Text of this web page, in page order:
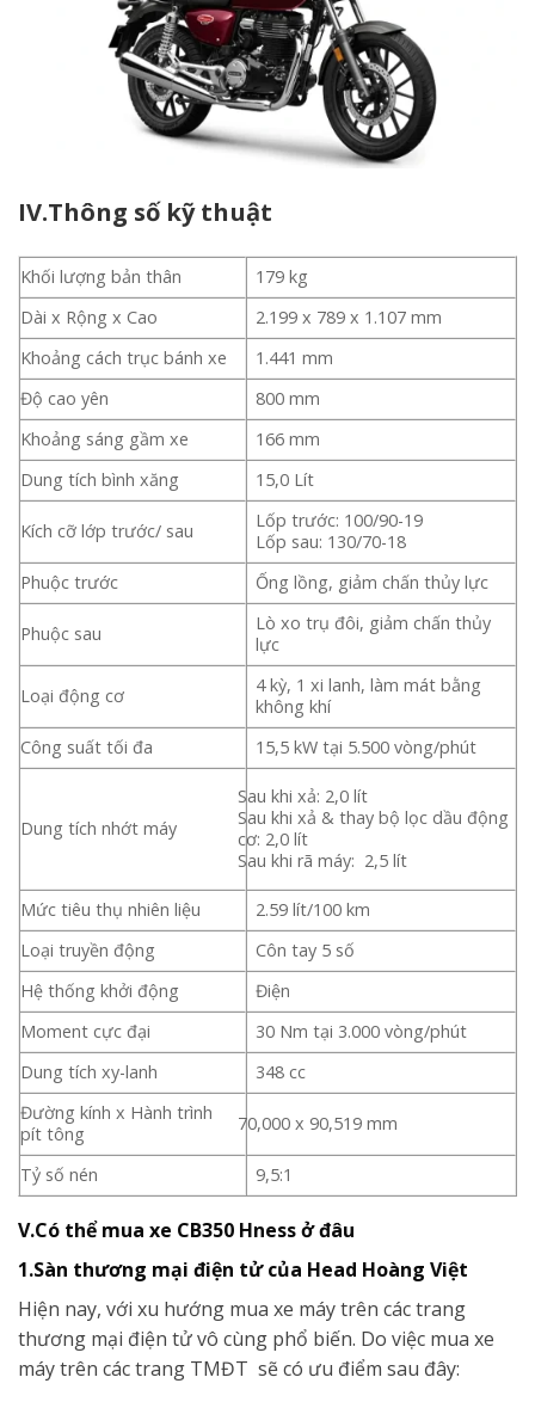
IV.Thông số kỹ thuật
Khối lượng bản thân
179 kg
Dài x Rộng x Cao
2.199 x 789 x 1.107 mm
Khoảng cách trục bánh xe
1.441 mm
Độ cao yên
800 mm
Khoảng sáng gầm xe
166 mm
Dung tích bình xăng
15,0 Lít
Kích cỡ lớp trước/ sau
Lốp trước: 100/90-19
Lốp sau: 130/70-18
Phuộc trước
Ống lồng, giảm chấn thủy lực
Phuộc sau
Lò xo trụ đôi, giảm chấn thủy
lực
Loại động cơ
4 kỳ, 1 xi lanh, làm mát bằng
không khí
Công suất tối đa
15,5 kW tại 5.500 vòng/phút
Dung tích nhớt máy
Sau khi xả: 2,0 lít
Sau khi xả & thay bộ lọc dầu động
cơ: 2,0 lít
Sau khi rã máy: 2,5 lít
Mức tiêu thụ nhiên liệu
2.59 lít/100 km
Loại truyền động
Côn tay 5 số
Hệ thống khởi động
Điện
Moment cực đại
30 Nm tại 3.000 vòng/phút
Dung tích xy-lanh
348 cc
Đường kính x Hành trình
pít tông
70,000 x 90,519 mm
Tỷ số nén 9,5:1
V.Có thể mua xe CB350 Hness ở đâu
1.Sàn thương mại điện tử của Head Hoàng Việt
Hiện nay, với xu hướng mua xe máy trên các trang
thương mại điện tử vô cùng phổ biến. Do việc mua xe
máy trên các trang TMĐT sẽ có ưu điểm sau đây: